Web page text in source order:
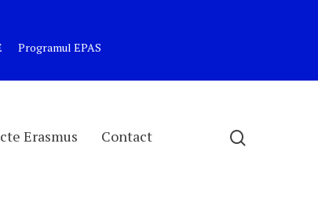
Programul EPAS
Erasmus Contact